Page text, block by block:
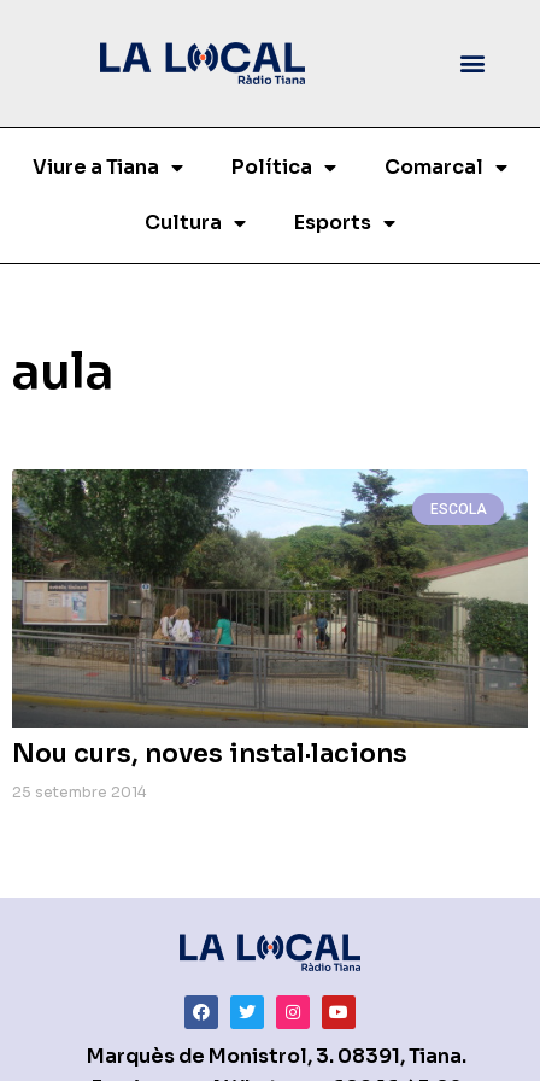
Viure a Tiana Política Comarcal
Cultura Esports
aula
ESCOLA
Nou curs, noves instal·lacions
25 setembre 2014
Marquès de Monistrol, 3. 08391, Tiana.